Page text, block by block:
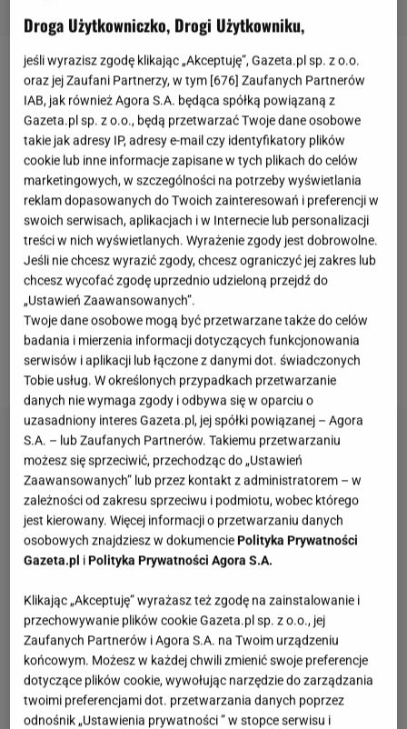
Norbibył swego czasu jednym z najczęściej
koncertujących polskich artystów. U szczytu kariery
potrafił dawać nawet 300 występów rocznie. Choć
dziś na scenie nie pojawia się już aż tak często,
nadal nie może narzekać na brak pracy. W czerwcu
2022 roku jeden z koncertów Norbiego stał się
viralem, ale niestety nie w sposób, w jaki życzyłby
sobie tego muzyk.Na nagraniu z występu Norbiego
na Święcie Gminy Alwernia widać było, że pod
sceną zgromadziło się raptem siedem osób.Muzyk
w rozmowie z Pudelkiem wrócił wspomnieniami do
tego momentu.
Droga Użytkowniczko, Drogi Użytkowniku,
jeśli wyrazisz zgodę klikając „Akceptuję”, Gazeta.pl sp. z o.o.
oraz jej Zaufani Partnerzy, w tym [676] Zaufanych Partnerów
IAB, jak również Agora S.A. będąca spółką powiązaną z
Gazeta.pl sp. z o.o., będą przetwarzać Twoje dane osobowe
takie jak adresy IP, adresy e-mail czy identyfikatory plików
cookie lub inne informacje zapisane w tych plikach do celów
marketingowych, w szczególności na potrzeby wyświetlania
reklam dopasowanych do Twoich zainteresowań i preferencji w
swoich serwisach, aplikacjach i w Internecie lub personalizacji
treści w nich wyświetlanych. Wyrażenie zgody jest dobrowolne.
Jeśli nie chcesz wyrazić zgody, chcesz ograniczyć jej zakres lub
chcesz wycofać zgodę uprzednio udzieloną przejdź do
„Ustawień Zaawansowanych”.
Twoje dane osobowe mogą być przetwarzane także do celów
badania i mierzenia informacji dotyczących funkcjonowania
serwisów i aplikacji lub łączone z danymi dot. świadczonych
Tobie usług. W określonych przypadkach przetwarzanie
danych nie wymaga zgody i odbywa się w oparciu o
uzasadniony interes Gazeta.pl, jej spółki powiązanej – Agora
S.A. – lub Zaufanych Partnerów. Takiemu przetwarzaniu
możesz się sprzeciwić, przechodząc do „Ustawień
Zaawansowanych” lub przez kontakt z administratorem – w
zależności od zakresu sprzeciwu i podmiotu, wobec którego
jest kierowany. Więcej informacji o przetwarzaniu danych
osobowych znajdziesz w dokumencie Polityka Prywatności
Gazeta.pl i Polityka Prywatności Agora S.A.
Klikając „Akceptuję” wyrażasz też zgodę na zainstalowanie i
przechowywanie plików cookie Gazeta.pl sp. z o.o., jej
Zaufanych Partnerów i Agora S.A. na Twoim urządzeniu
końcowym. Możesz w każdej chwili zmienić swoje preferencje
dotyczące plików cookie, wywołując narzędzie do zarządzania
twoimi preferencjami dot. przetwarzania danych poprzez
odnośnik „Ustawienia prywatności ” w stopce serwisu i